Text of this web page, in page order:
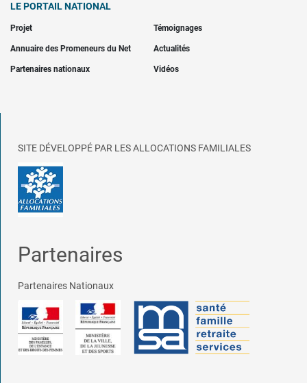
LE PORTAIL NATIONAL
Projet Témoignages
Annuaire des Promeneurs du Net Actualités
Partenaires nationaux Vidéos
SITE DÉVELOPPÉ PAR LES ALLOCATIONS FAMILIALES
Partenaires
Partenaires Nationaux